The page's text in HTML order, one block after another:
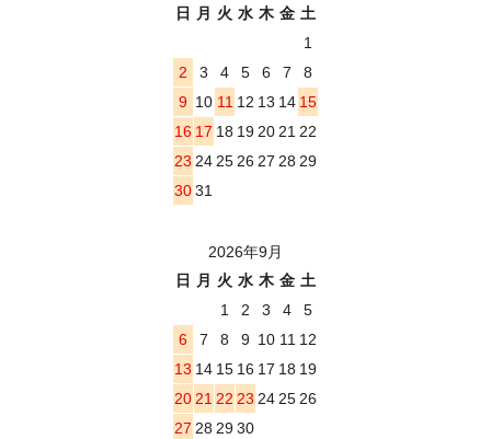
日
月 火 水 木 金 土
1
2
3 4 5 6 7
8
9 10 11 12 13 14 15
16 17 18 19202122
23 242526 27 28 29
3031
2026年9月
日
月 火 水 木 金 土
1
2 3 4
5
6
7 8 9 10 11 12
13 14 15 16 17 18 19
202122 23 242526
27 28 2930